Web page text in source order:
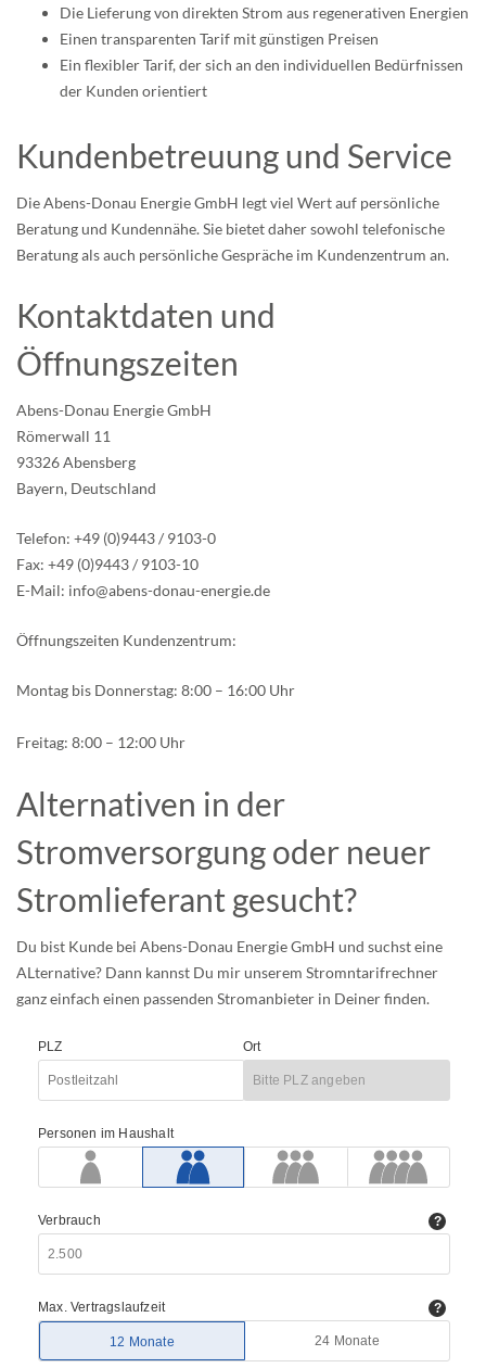
Die Lieferung von direkten Strom aus regenerativen Energien
Einen transparenten Tarif mit günstigen Preisen
Ein flexibler Tarif, der sich an den individuellen Bedürfnissen
der Kunden orientiert
Kundenbetreuung und Service
Die Abens-Donau Energie GmbH legt viel Wert auf persönliche
Beratung und Kundennähe. Sie bietet daher sowohl telefonische
Beratung als auch persönliche Gespräche im Kundenzentrum an.
Kontaktdaten und
Öffnungszeiten
Abens-Donau Energie GmbH
Römerwall 11
93326 Abensberg
Bayern, Deutschland
Telefon: +49 (0)9443 / 9103-0
Fax: +49 (0)9443 / 9103-10
E-Mail: info@abens-donau-energie.de
Öffnungszeiten Kundenzentrum:
Montag bis Donnerstag: 8:00 – 16:00 Uhr
Freitag: 8:00 – 12:00 Uhr
Alternativen in der
Stromversorgung oder neuer
Stromlieferant gesucht?
Du bist Kunde bei Abens-Donau Energie GmbH und suchst eine
ALternative? Dann kannst Du mir unserem Stromntarifrechner
ganz einfach einen passenden Stromanbieter in Deiner finden.